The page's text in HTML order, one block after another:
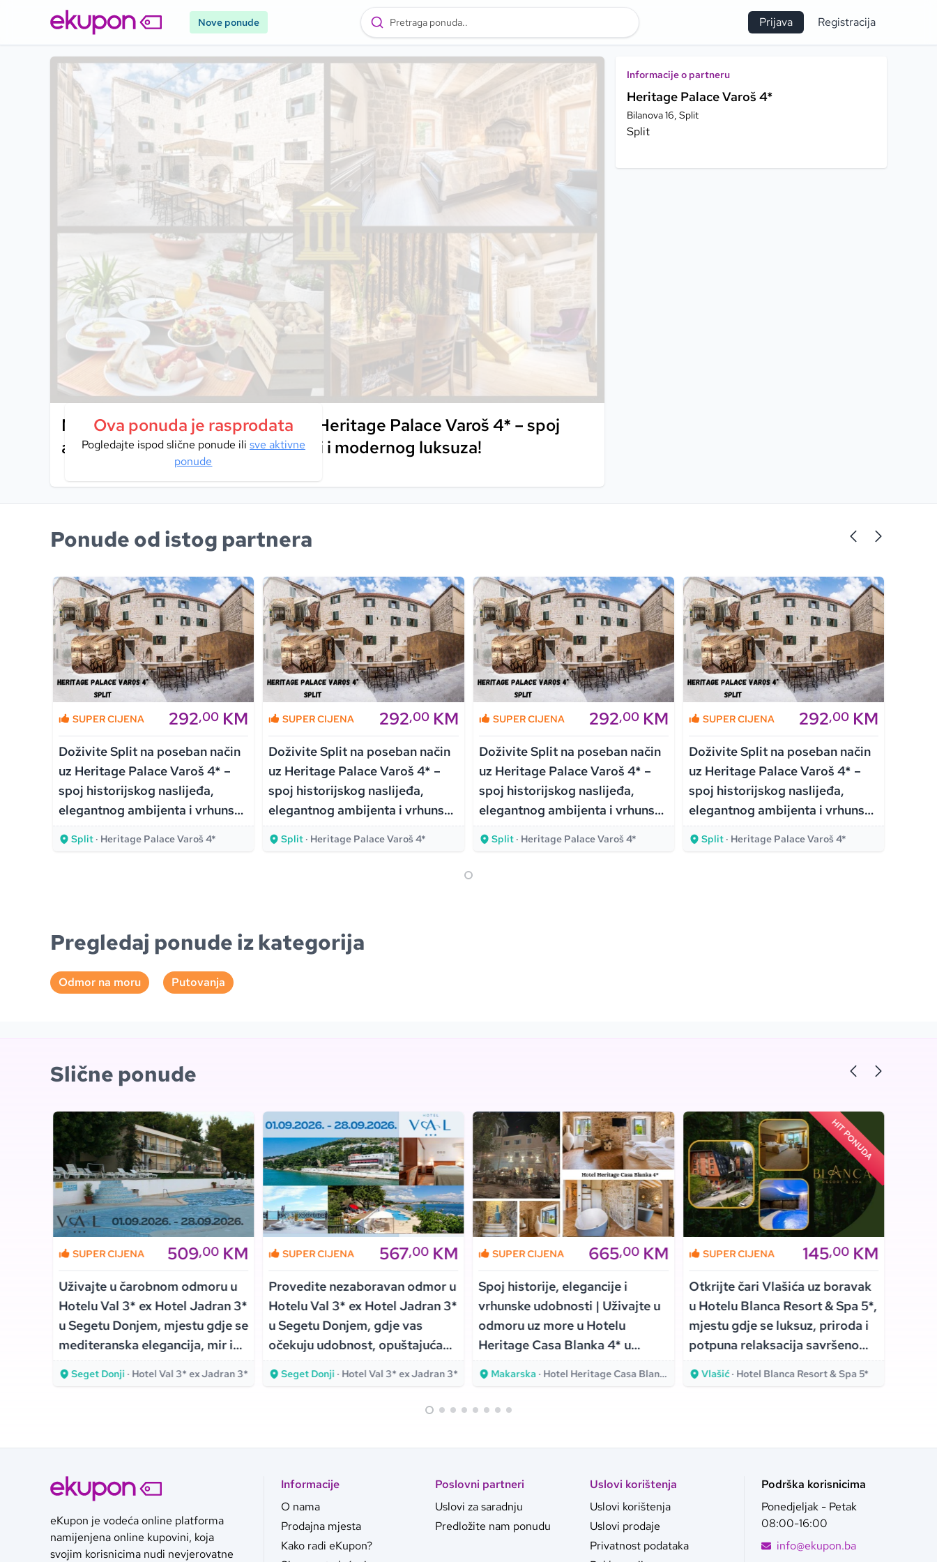
Nove ponude Pretraga ponuda.. Prijava Registracija
Ova ponuda je rasprodata
Pogledajte ispod slične ponude ili sve aktivne
ponude
Nezaboravan boravak u Splitu uz Heritage Palace Varoš 4* – spoj
autentične arhitekture, udobnosti i modernog luksuza!
Informacije o partneru
Heritage Palace Varoš 4*
Bilanova 16, Split
Split
Ponude od istog partnera
SUPER CIJENA 292,00 KM
Doživite Split na poseban način
uz Heritage Palace Varoš 4* –
spoj historijskog naslijeđa,
elegantnog ambijenta i vrhunske
udobnosti!
Split · Heritage Palace Varoš 4*
SUPER CIJENA 292,00KM
Doživite Split na poseban način
uz Heritage Palace Varoš 4* –
spoj historijskog naslijeđa,
elegantnog ambijenta i vrhunske
udobnosti!
Split · Heritage Palace Varoš 4*
SUPER CIJENA 292,00KM
Doživite Split na poseban način
uz Heritage Palace Varoš 4* –
spoj historijskog naslijeđa,
elegantnog ambijenta i vrhunske
udobnosti!
Split· Heritage Palace Varoš 4*
SUPER CIJENA 292,00 KM
Doživite Split na poseban način
uz Heritage Palace Varoš 4* –
spoj historijskog naslijeđa,
elegantnog ambijenta i vrhunske
udobnosti!
Split· Heritage Palace Varoš 4*
Pregledaj ponude iz kategorija
Odmor na moru Putovanja
Slične ponude
SUPER CIJENA 509,00 KM
Uživajte u čarobnom odmoru u
Hotelu Val 3* ex Hotel Jadran 3*
u Segetu Donjem, mjestu gdje se
mediteranska elegancija, mir i
blizina mora pretvaraju u
nezaboravno iskustvo!
Seget Donji · Hotel Val 3* ex Jadran 3*
SUPER CIJENA 567,00 KM
Provedite nezaboravan odmor u
Hotelu Val 3* ex Hotel Jadran 3*
u Segetu Donjem, gdje vas
očekuju udobnost, opuštajuća
atmosfera i položaj uz samu
obalu!
Seget Donji · Hotel Val 3* ex Jadran 3*
SUPER CIJENA 665,00KM
Spoj historije, elegancije i
vrhunske udobnosti | Uživajte u
odmoru uz more u Hotelu
Heritage Casa Blanka 4* u
Makarskoj!
Makarska · Hotel Heritage Casa Blanka 4*
HIT PONUDA
SUPER CIJENA 145,00 KM
Otkrijte čari Vlašića uz boravak
u Hotelu Blanca Resort & Spa 5*,
mjestu gdje se luksuz, priroda i
potpuna relaksacija savršeno
spajaju!
Vlašić· Hotel Blanca Resort & Spa 5*
eKupon je vodeća online platforma
namijenjena online kupovini, koja
svojim korisnicima nudi nevjerovatne
Informacije
O nama
Prodajna mjesta
Kako radi eKupon?
Poslovni partneri
Uslovi za saradnju
Predložite nam ponudu
Uslovi korištenja
Uslovi korištenja
Uslovi prodaje
Privatnost podataka
Podrška korisnicima
Ponedjeljak - Petak
08:00-16:00
info@ekupon.ba